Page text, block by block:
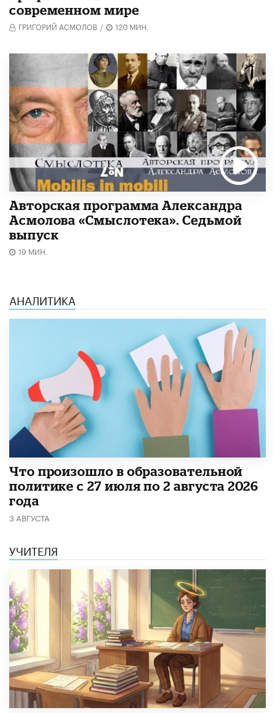
современном мире
ГРИГОРИЙ АСМОЛОВ / 120 МИН.
Авторская программа Александра
Асмолова «Смыслотека». Седьмой
выпуск
19 МИН.
АНАЛИТИКА
​Что произошло в образовательной
политике с 27 июля по 2 августа 2026
года
3 АВГУСТА
УЧИТЕЛЯ